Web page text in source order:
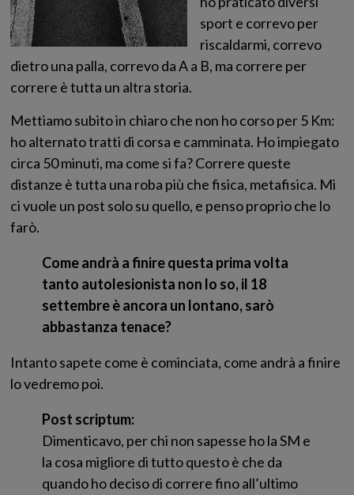
sport e correvo per
riscaldarmi, correvo
dietro una palla, correvo da A a B, ma correre per
correre è tutta un altra storia.
Mettiamo subito in chiaro che non ho corso per 5 Km:
ho alternato tratti di corsa e camminata. Ho impiegato
circa 50 minuti, ma come si fa? Correre queste
distanze è tutta una roba più che fisica, metafisica. Mi
ci vuole un post solo su quello, e penso proprio che lo
farò.
Come andrà a finire questa prima volta
tanto autolesionista non lo so, il 18
settembre è ancora un lontano, sarò
abbastanza tenace?
Intanto sapete come è cominciata, come andrà a finire
lo vedremo poi.
Post scriptum:
Dimenticavo, per chi non sapesse ho la SM e
la cosa migliore di tutto questo è che da
quando ho deciso di correre fino all’ultimo